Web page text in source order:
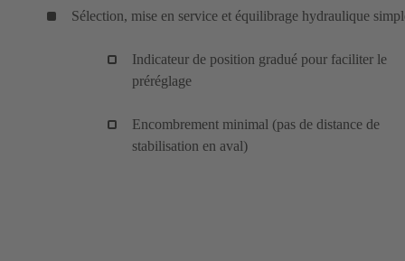
Sélection, mise en service et équilibrage hydraulique
Indicateur de position gradué pour faciliter le
préréglage
Encombrement minimal (pas de distance de
stabilisation en aval)